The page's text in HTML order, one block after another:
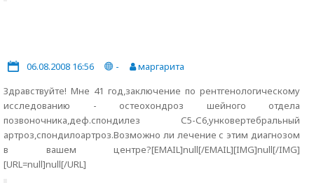
06.08.2008 16:56 -
маргарита
Здравствуйте! Мне 41 год,заключение по рентгенологическому
исследованию - остеохондроз шейного отдела
позвоночника,деф.спондилез С5-С6,унковертебральный
артроз,спондилоартроз.Возможно ли лечение с этим диагнозом
в вашем центре?[EMAIL]null[/EMAIL][IMG]null[/IMG]
[URL=null]null[/URL]